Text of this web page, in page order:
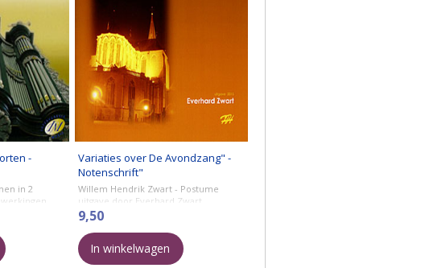
-
in 2
Variaties over De Avondzang" -
Notenschrift"
Willem Hendrik Zwart - Postume
uitgave door Everhard Zwart.
9,50
In winkelwagen